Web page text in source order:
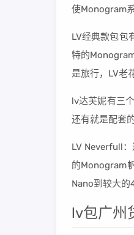
使Monogram
LV经典款包包
特的
是旅行，LV老
lv达芙妮有三
还有就是配套
LV Neverfull
的Monogram
Nano到较大的
lv包广州